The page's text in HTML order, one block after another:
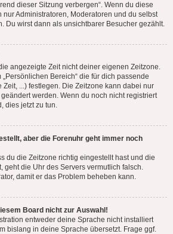
dieser Sitzung verbergen“. Wenn du diese
nur Administratoren, Moderatoren und du selbst
Du wirst dann als unsichtbarer Besucher gezählt.
angezeigte Zeit nicht deiner eigenen Zeitzone.
„Persönlichen Bereich“ die für dich passende
...) festlegen. Die Zeitzone kann dabei nur
werden. Wenn du noch nicht registriert
dies jetzt zu tun.
aber die Forenuhr geht immer noch
du die Zeitzone richtig eingestellt hast und die
geht die Uhr des Servers vermutlich falsch.
damit er das Problem beheben kann.
Board nicht zur Auswahl!
entweder deine Sprache nicht installiert
bislang in deine Sprache übersetzt. Frage ggf.